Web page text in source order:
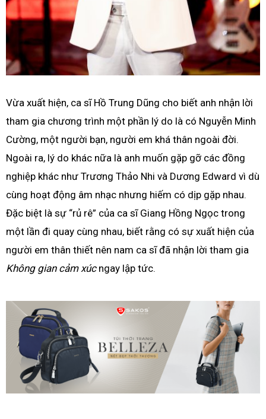
Vừa xuất hiện, ca sĩ Hồ Trung Dũng cho biết anh nhận lời
tham gia chương trình một phần lý do là có Nguyễn Minh
Cường, một người bạn, người em khá thân ngoài đời.
Ngoài ra, lý do khác nữa là anh muốn gặp gỡ các đồng
nghiệp khác như Trương Thảo Nhi và Dương Edward vì dù
cùng hoạt động âm nhạc nhưng hiếm có dịp gặp nhau.
Đặc biệt là sự “rủ rê” của ca sĩ Giang Hồng Ngọc trong
một lần đi quay cùng nhau, biết rằng có sự xuất hiện của
người em thân thiết nên nam ca sĩ đã nhận lời tham gia
Không gian cảm xúcngay lập tức.